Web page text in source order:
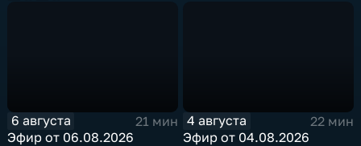
6 августа
21 мин
Эфир от 06.08.2026
4 августа
22 мин
Эфир от 04.08.2026